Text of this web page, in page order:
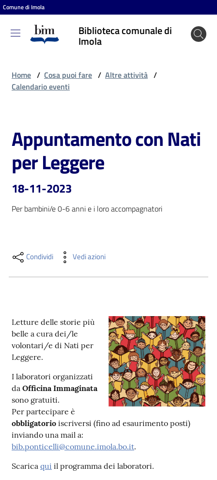
Vai al contenuto
Vai alla navigazione
Vai al footer
Comune di Imola
Biblioteca comunale di
Imola
Biblioteca
comunale
Cosa
puoi
fare
Scopri
Casa
Archivio
storico
Decentrate
per
Home / Cosa puoi fare / Altre attività /
Calendario eventi
Salta al contenuto
Appuntamento con Nati
per Leggere
18-11-2023
Per bambini/e 0-6 anni e i loro accompagnatori
Condividi Vedi azioni
Letture delle storie più
belle a cura dei/le
volontari/e di Nati per
Leggere.
I laboratori organizzati
da Officina Immaginata
sono gratuiti.
Per partecipare è
obbligatorio iscriversi (fino ad esaurimento posti)
inviando una mail a:
bib.ponticelli@comune.imola.bo.it.
Scarica qui il programma dei laboratori.